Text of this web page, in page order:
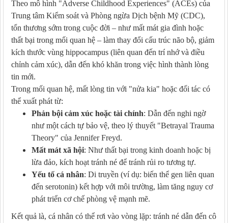
Theo mô hình "Adverse Childhood Experiences" (ACEs) của
Trung tâm Kiểm soát và Phòng ngừa Dịch bệnh Mỹ (CDC),
tổn thương sớm trong cuộc đời – như mất mát gia đình hoặc
thất bại trong mối quan hệ – làm thay đổi cấu trúc não bộ, giảm
kích thước vùng hippocampus (liên quan đến trí nhớ và điều
chỉnh cảm xúc), dẫn đến khó khăn trong việc hình thành lòng
tin mới.
Trong mối quan hệ, mất lòng tin với "nửa kia" hoặc đối tác có
thể xuất phát từ:
Phản bội cảm xúc hoặc tài chính: Dẫn đến nghi ngờ
như một cách tự bảo vệ, theo lý thuyết "Betrayal Trauma
Theory" của Jennifer Freyd.
Mất mát xã hội: Như thất bại trong kinh doanh hoặc bị
lừa đảo, kích hoạt tránh né để tránh rủi ro tương tự.
Yếu tố cá nhân: Di truyền (ví dụ: biến thể gen liên quan
đến serotonin) kết hợp với môi trường, làm tăng nguy cơ
phát triển cơ chế phòng vệ mạnh mẽ.
Kết quả là, cá nhân có thể rơi vào vòng lặp: tránh né dẫn đến cô